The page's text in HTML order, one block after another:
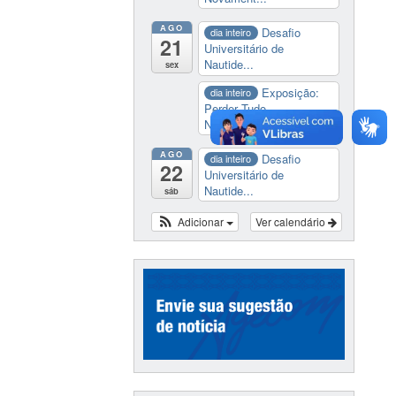
AGO
21
sex
dia inteiro
Desafio
Universitário de
Nautide...
dia inteiro
Exposição:
Perder Tudo.
Novament...
AGO
22
sáb
dia inteiro
Desafio
Universitário de
Nautide...
Ver calendário
Adicionar